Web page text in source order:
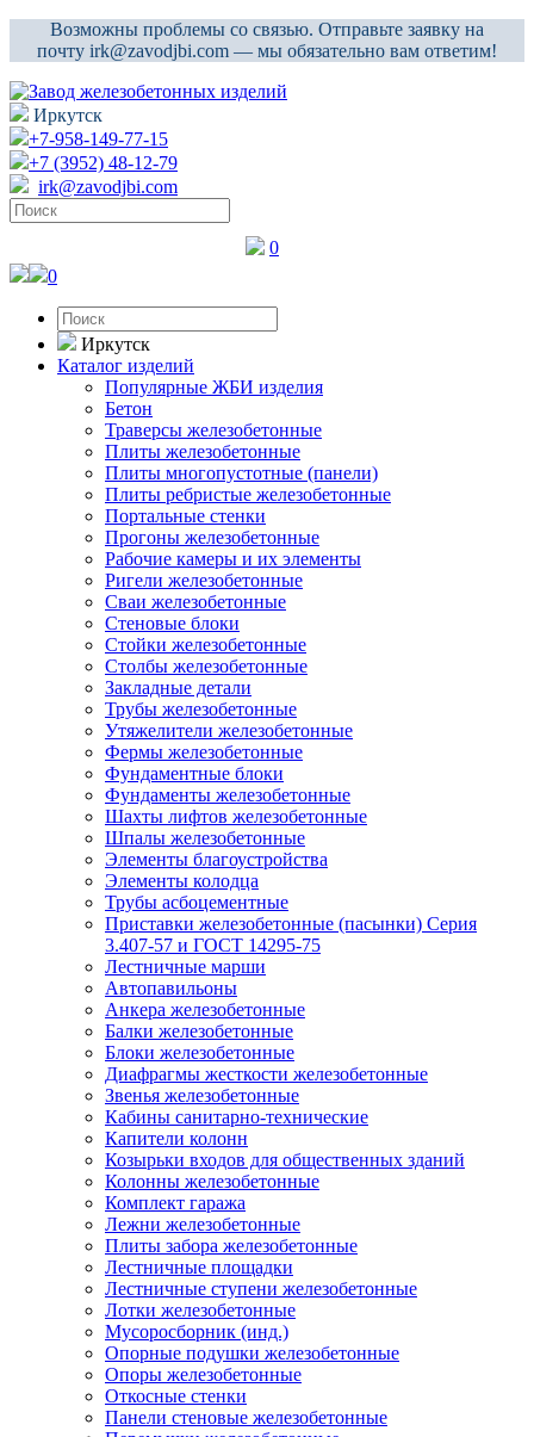
Возможны проблемы со связью. Отправьте заявку на
почту irk@zavodjbi.com — мы обязательно вам ответим!
Иркутск
+7-958-149-77-15
+7 (3952) 48-12-79
irk@zavodjbi.com
0
0
Иркутск
Каталог изделий
Популярные ЖБИ изделия
Бетон
Траверсы железобетонные
Плиты железобетонные
Плиты многопустотные (панели)
Плиты ребристые железобетонные
Портальные стенки
Прогоны железобетонные
Рабочие камеры и их элементы
Ригели железобетонные
Сваи железобетонные
Стеновые блоки
Стойки железобетонные
Столбы железобетонные
Закладные детали
Трубы железобетонные
Утяжелители железобетонные
Фермы железобетонные
Фундаментные блоки
Фундаменты железобетонные
Шахты лифтов железобетонные
Шпалы железобетонные
Элементы благоустройства
Элементы колодца
Трубы асбоцементные
Приставки железобетонные (пасынки) Серия
3.407-57 и ГОСТ 14295-75
Лестничные марши
Автопавильоны
Анкера железобетонные
Балки железобетонные
Блоки железобетонные
Диафрагмы жесткости железобетонные
Звенья железобетонные
Кабины санитарно-технические
Капители колонн
Козырьки входов для общественных зданий
Колонны железобетонные
Комплект гаража
Лежни железобетонные
Плиты забора железобетонные
Лестничные площадки
Лестничные ступени железобетонные
Лотки железобетонные
Мусоросборник (инд.)
Опорные подушки железобетонные
Опоры железобетонные
Откосные стенки
Панели стеновые железобетонные